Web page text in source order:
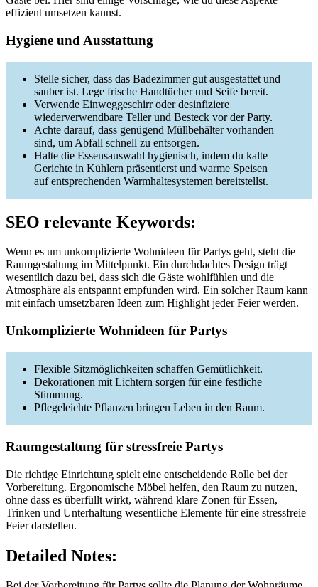
effizient umsetzen kannst.
Hygiene und Ausstattung
Stelle sicher, dass das Badezimmer gut ausgestattet und
sauber ist. Lege frische Handtücher und Seife bereit.
Verwende Einweggeschirr oder desinfiziere
wiederverwendbare Teller und Besteck vor der Party.
Achte darauf, dass genügend Müllbehälter vorhanden
sind, um Abfall schnell zu entsorgen.
Halte die Essensauswahl hygienisch, indem du kalte
Gerichte in Kühlern präsentierst und warme Speisen
auf entsprechenden Warmhaltesystemen bereitstellst.
SEO relevante Keywords:
Wenn es um unkomplizierte Wohnideen für Partys geht, steht die
Raumgestaltung im Mittelpunkt. Ein durchdachtes Design trägt
wesentlich dazu bei, dass sich die Gäste wohlfühlen und die
Atmosphäre als entspannt empfunden wird. Ein solcher Raum kann
mit einfach umsetzbaren Ideen zum Highlight jeder Feier werden.
Unkomplizierte Wohnideen für Partys
Flexible Sitzmöglichkeiten schaffen Gemütlichkeit.
Dekorationen mit Lichtern sorgen für eine festliche
Stimmung.
Pflegeleichte Pflanzen bringen Leben in den Raum.
Raumgestaltung für stressfreie Partys
Die richtige Einrichtung spielt eine entscheidende Rolle bei der
Vorbereitung. Ergonomische Möbel helfen, den Raum zu nutzen,
ohne dass es überfüllt wirkt, während klare Zonen für Essen,
Trinken und Unterhaltung wesentliche Elemente für eine stressfreie
Feier darstellen.
Detailed Notes: